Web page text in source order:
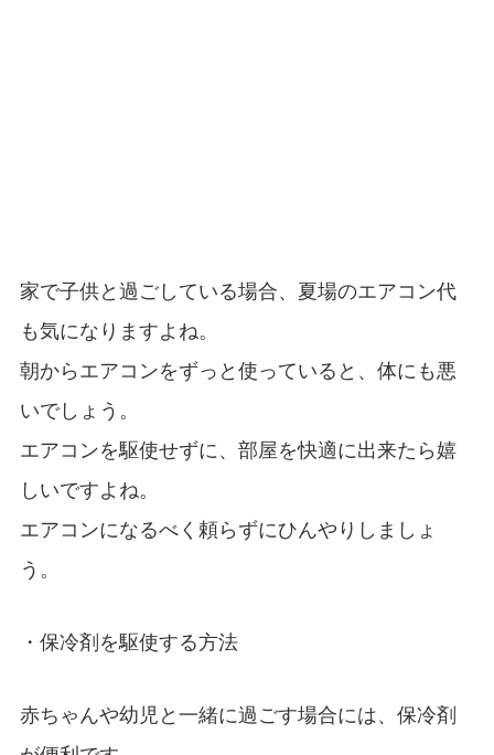
家で子供と過ごしている場合、夏場のエアコン代
も気になりますよね。
朝からエアコンをずっと使っていると、体にも悪
いでしょう。
エアコンを駆使せずに、部屋を快適に出来たら嬉
しいですよね。
エアコンになるべく頼らずにひんやりしましょ
う。
・保冷剤を駆使する方法
赤ちゃんや幼児と一緒に過ごす場合には、保冷剤